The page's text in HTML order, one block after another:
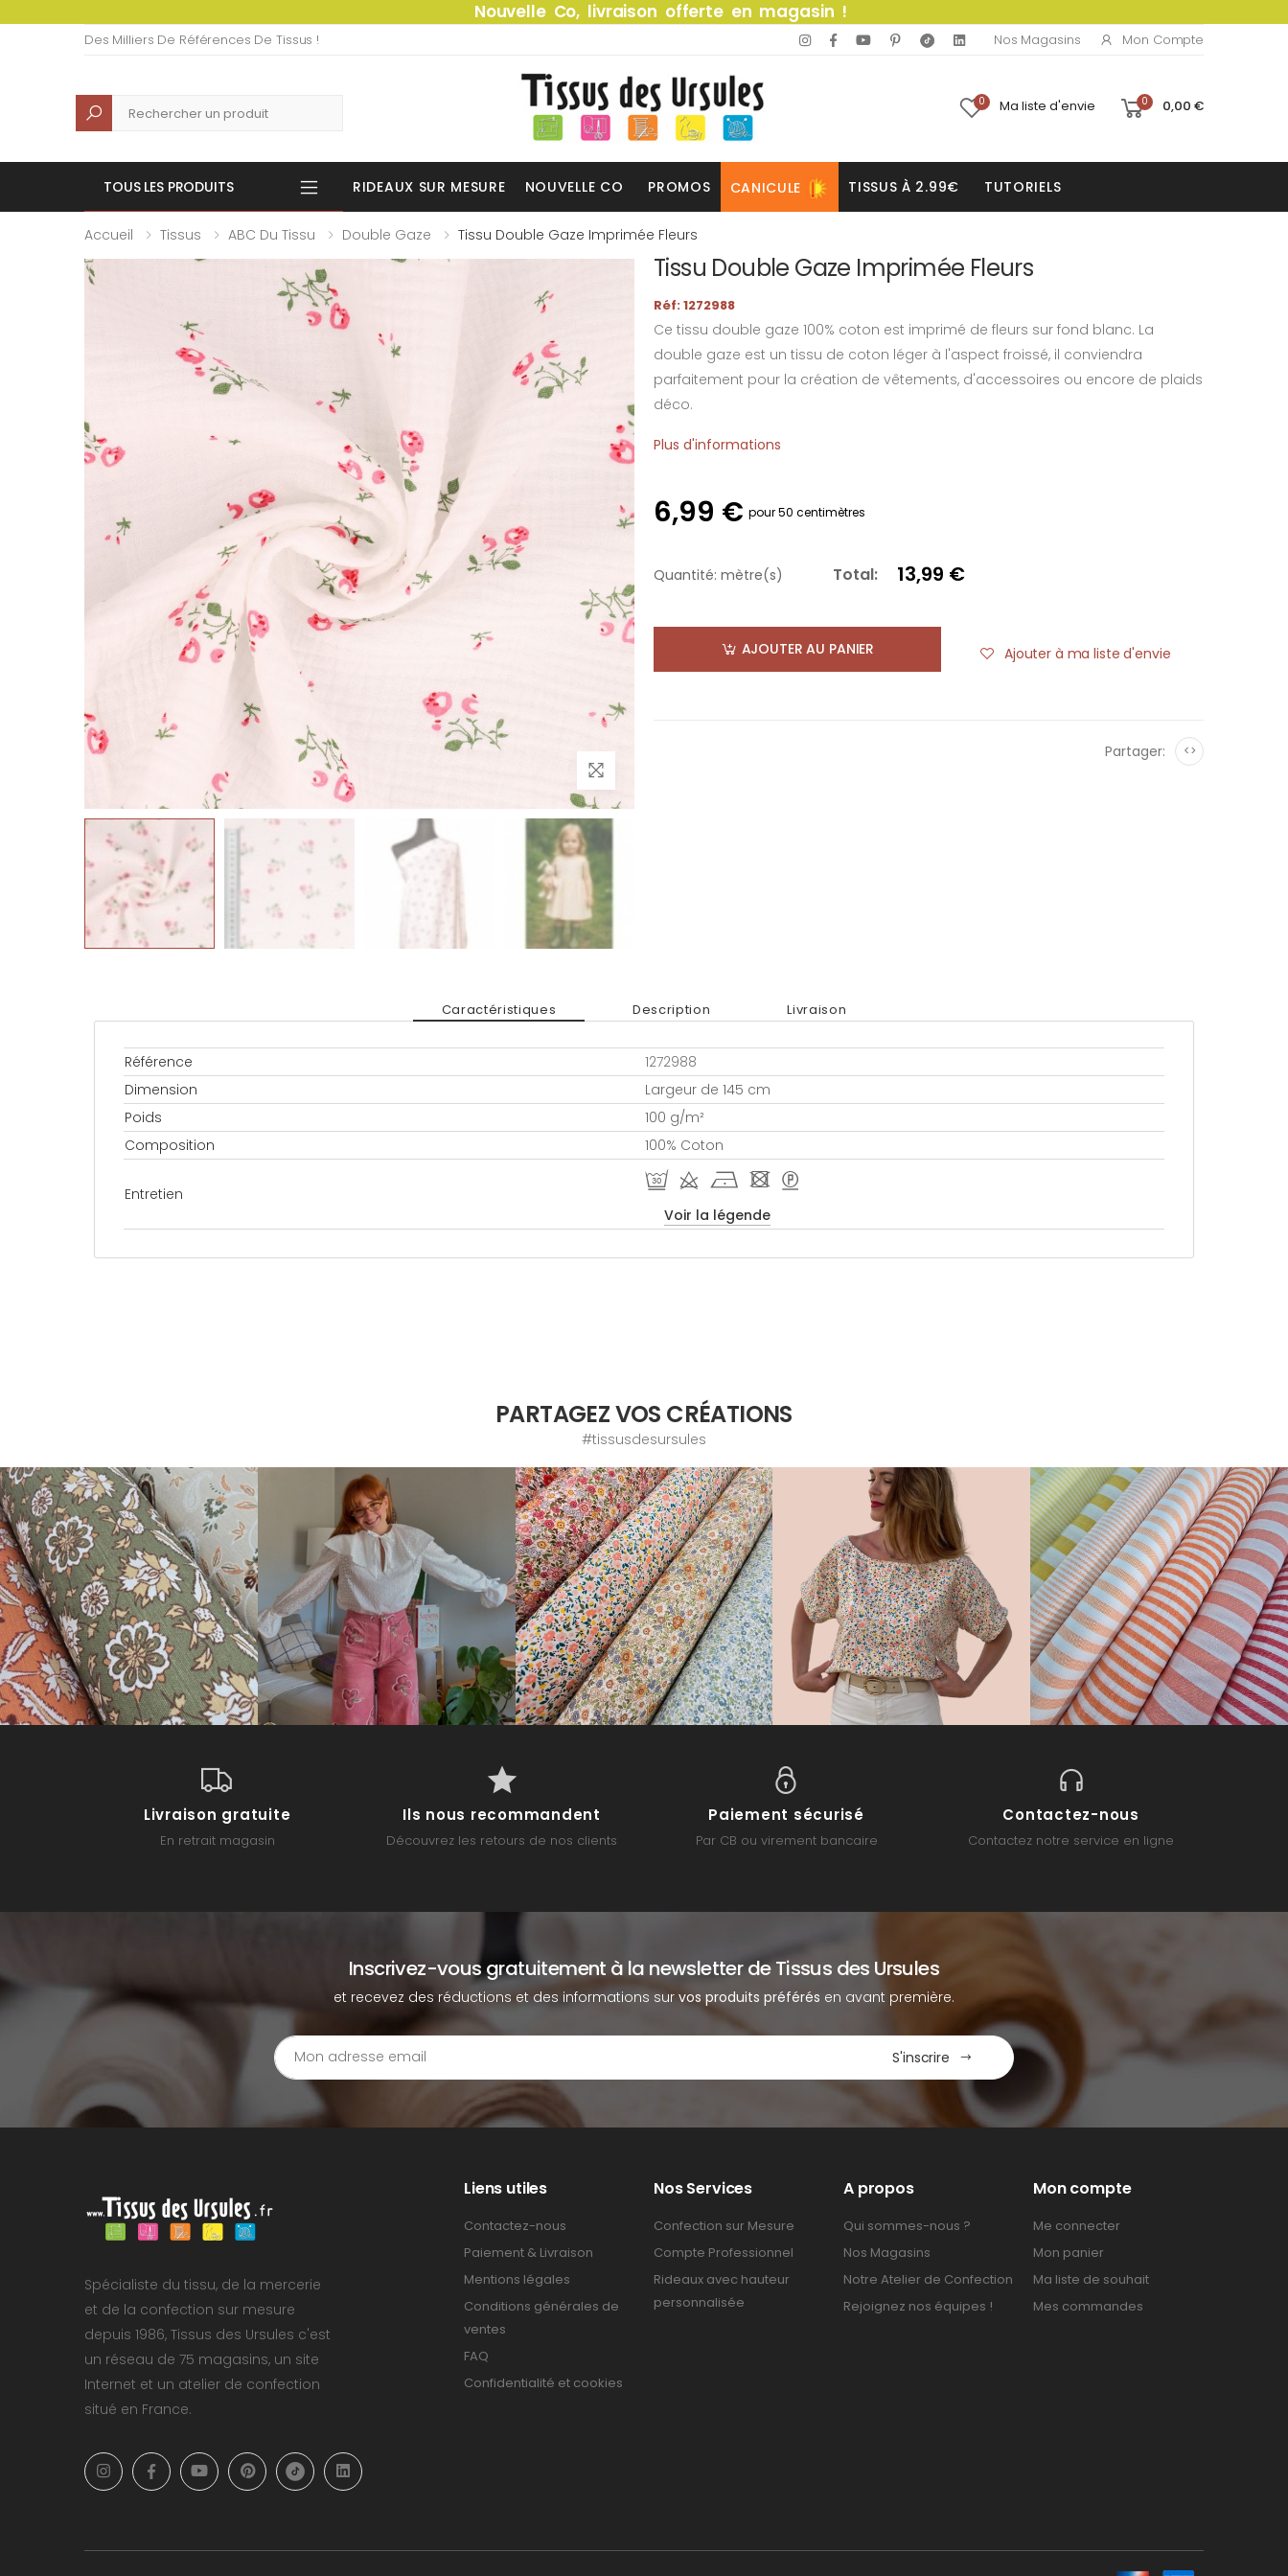
Nouvelle Co, livraison offerte en magasin !
Des Milliers De Références De Tissus ! Nos Magasins Mon Compte
Recherche 0 Ma liste d'envie 0 0,00 €
TOUS LES PRODUITS RIDEAUX SUR MESURE NOUVELLE CO PROMOS CANICULE TISSUS À 2.99€ TUTORIELS
Accueil Tissus ABC Du Tissu Double Gaze Tissu Double Gaze Imprimée Fleurs
Tissu Double Gaze Imprimée Fleurs
Réf: 1272988
Ce tissu double gaze 100% coton est imprimé de fleurs sur fond blanc. La
double gaze est un tissu de coton léger à l'aspect froissé, il conviendra
parfaitement pour la création de vêtements, d'accessoires ou encore de plaids
déco.
Plus d'informations
6,99 € pour 50 centimètres
Quantité: mètre(s) Total: 13,99 €
AJOUTER AU PANIER Ajouter à ma liste d'envie
Partager: <>
Caractéristiques Description Livraison
Référence
1272988
Dimension
Largeur de 145 cm
Poids
100 g/m²
Composition
100% Coton
Entretien
R d h - >
Voir la légende
PARTAGEZ VOS CRÉATIONS
#tissusdesursules
Livraison gratuite
En retrait magasin
Ils nous recommandent
Découvrez les retours de nos clients
Paiement sécurisé
Par CB ou virement bancaire
Contactez-nous
Contactez notre service en ligne
Inscrivez-vous gratuitement à la newsletter de Tissus des Ursules
et recevez des réductions et des informations survos produits préférés en avant première.
S'inscrire
Spécialiste du tissu, de la mercerie
et de la confection sur mesure
depuis 1986, Tissus des Ursules c'est
un réseau de 75 magasins, un site
Internet et un atelier de confection
situé en France.
Liens utiles
Contactez-nous
Paiement & Livraison
Mentions légales
Conditions générales de
ventes
FAQ
Confidentialité et cookies
Nos Services
Confection sur Mesure
Compte Professionnel
Rideaux avec hauteur
personnalisée
A propos
Qui sommes-nous ?
Nos Magasins
Notre Atelier de Confection
Rejoignez nos équipes !
Mon compte
Me connecter
Mon panier
Ma liste de souhait
Mes commandes